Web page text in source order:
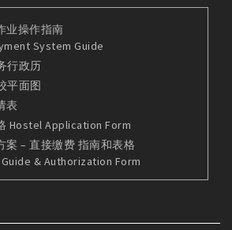
业操作指南
System Guide
行政历
平面图
表
Hostel Application Form
案 – 直接缴费 指南和表格
& Authorization Form